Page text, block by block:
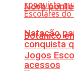
Nova
Botânico
acessos
Natação
conquista
Jogos